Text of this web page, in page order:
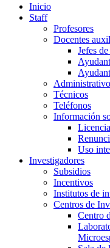
Inicio
Staff
Profesores
Docentes
Jefes
Técnicos
Teléfonos
Información
Uso
Investigadores
Subsidios
Incentivos
Institutos de
Centros de
Centro